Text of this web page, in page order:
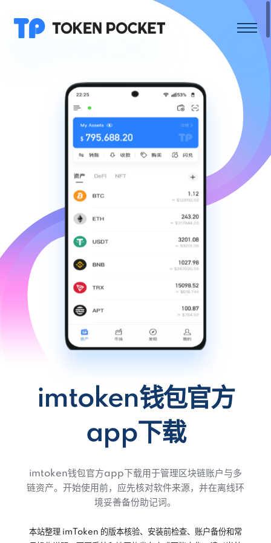
imtoken钱包官方
app下载
imtoken钱包官方app下载用于管理区块链账户与多
链资产。开始使用前，应先核对软件来源，并在离线环
境妥善备份助记词。
本站整理 imToken 的版本核验、安装前检查、账户备份和常